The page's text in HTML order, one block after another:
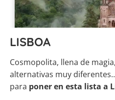
LISBOA
Cosmopolita, llena de
alternativas muy
para poner en esta lista a